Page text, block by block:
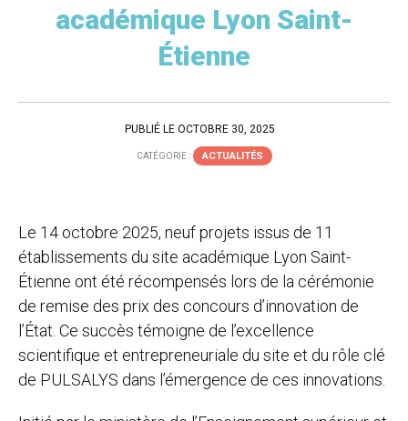
académique Lyon Saint-
Étienne
PUBLIÉ LE OCTOBRE 30, 2025
CATÉGORIE : ACTUALITÉS
Le 14 octobre 2025, neuf projets issus de 11
établissements du site académique Lyon Saint-
Étienne ont été récompensés lors de la cérémonie
de remise des prix des concours d’innovation de
l’État. Ce succès témoigne de l’excellence
scientifique et entrepreneuriale du site et du rôle clé
de PULSALYS dans l’émergence de ces innovations.